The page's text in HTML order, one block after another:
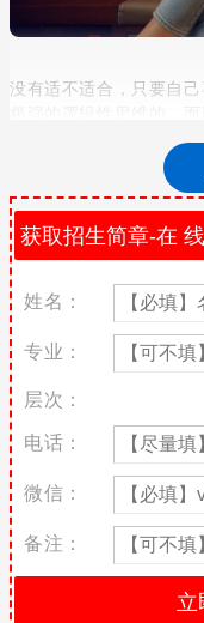
没有适不适合，只要自
方面来说不会很难。重
枯燥，就看你自己是否
理科生学法有什么
法学文理都差不多，谈
背功不行，文科生逻辑
量，在所有本科学科里
实上早就超出高中文科
辑，理科生擅长的数理
接触。
法学是个相对独立的学
所有人都是从零开始，
理科生学法律会不
法律平时注重逻辑，在
法律这门学科对文理科
为理科生逻辑较强，法
姓名：
专业：
层次：
电话：
微信：
备注：